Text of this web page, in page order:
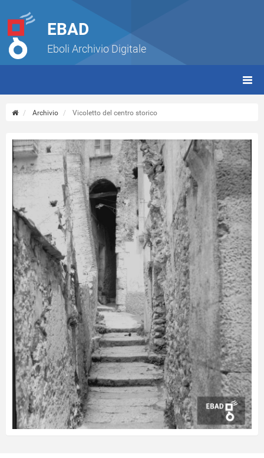
EBAD
Eboli Archivio Digitale
Archivio Vicoletto del centro storico